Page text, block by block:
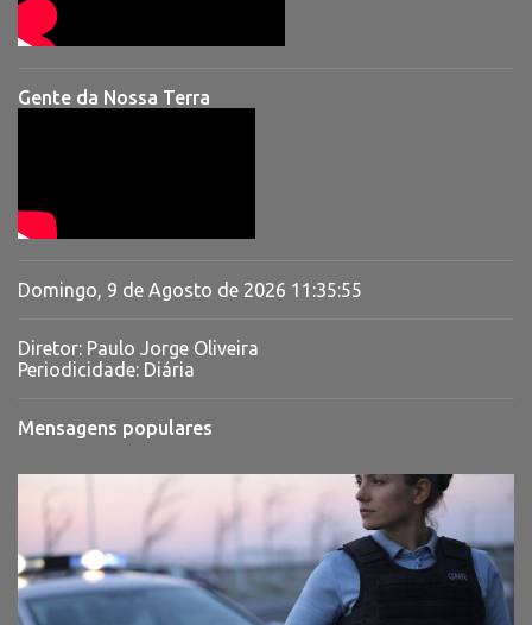
Gente da Nossa Terra
Domingo, 9 de Agosto de 2026 11:35:56
Diretor: Paulo Jorge Oliveira
Periodicidade: Diária
Mensagens populares